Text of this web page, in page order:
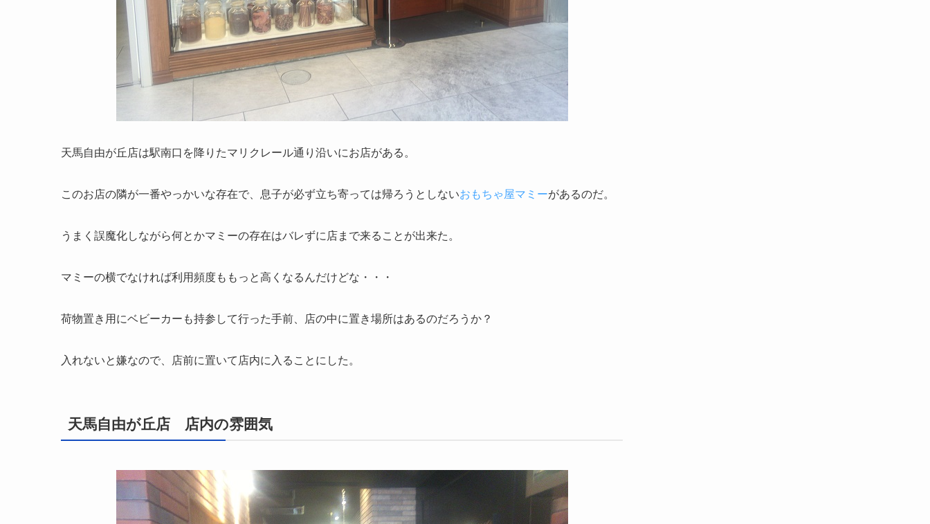
天馬自由が丘店は駅南口を降りたマリクレール通り沿いにお店がある。
このお店の隣が一番やっかいな存在で、息子が必ず立ち寄っては帰ろうとしないおもちゃ屋マミーがあるのだ。
うまく誤魔化しながら何とかマミーの存在はバレずに店まで来ることが出来た。
マミーの横でなければ利用頻度ももっと高くなるんだけどな・・・
荷物置き用にベビーカーも持参して行った手前、店の中に置き場所はあるのだろうか？
入れないと嫌なので、店前に置いて店内に入ることにした。
天馬自由が丘店 店内の雰囲気